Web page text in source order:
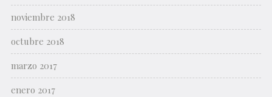
noviembre 2018
octubre 2018
marzo 2017
enero 2017